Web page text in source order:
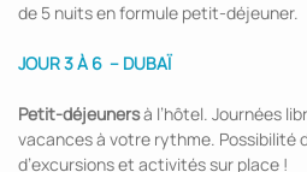
de 5 nuits en formule petit-déjeuner.
JOUR 3 À 6 – DUBAÏ
Petit-déjeunersà l’hôtel. Journées
vacances à votre rythme. Possibilité
d’excursions et activités sur place !